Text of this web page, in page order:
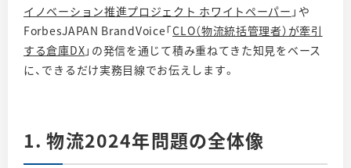
イノベーション推進プロジェクト ホワイトペーパー 」や
ForbesJAPAN BrandVoice「CLO（物流統括管理者）が牽引
する倉庫DX」の発信を通じて積み重ねてきた知見をベース
に、できるだけ実務目線でお伝えします。
1. 物流2024年問題の全体像